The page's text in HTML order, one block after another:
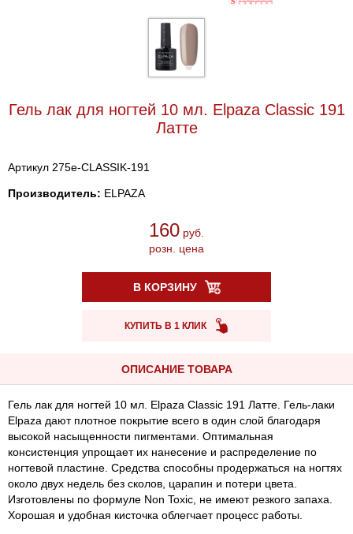
Гель лак для ногтей 10 мл. Elpaza Classic 191
Латте
Артикул 275e-CLASSIK-191
Производитель: ELPAZA
160 руб.
розн. цена
В КОРЗИНУ
КУПИТЬ В 1 КЛИК
ОПИСАНИЕ ТОВАРА
Гель лак для ногтей 10 мл. Elpaza Classic 191 Латте. Гель-лаки
Elpaza дают плотное покрытие всего в один слой благодаря
высокой насыщенности пигментами. Оптимальная
консистенция упрощает их нанесение и распределение по
ногтевой пластине. Средства способны продержаться на ногтях
около двух недель без сколов, царапин и потери цвета.
Изготовлены по формуле Non Toxic, не имеют резкого запаха.
Хорошая и удобная кисточка облегчает процесс работы.